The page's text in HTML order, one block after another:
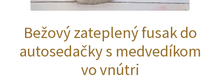
Bežový zateplený fusak do
autosedačky s medvedíkom
vo vnútri